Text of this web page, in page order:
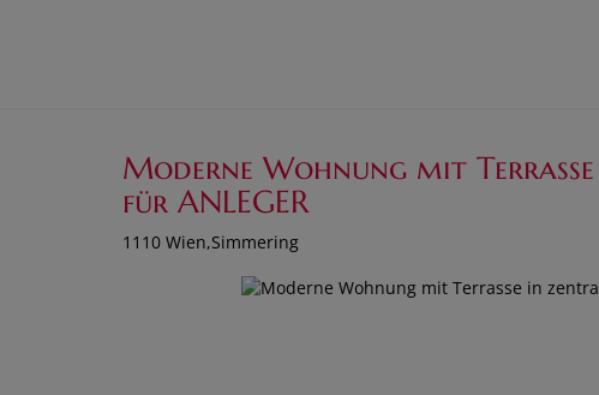
Moderne Wohnung mit
für ANLEGER
1110 Wien,Simmering